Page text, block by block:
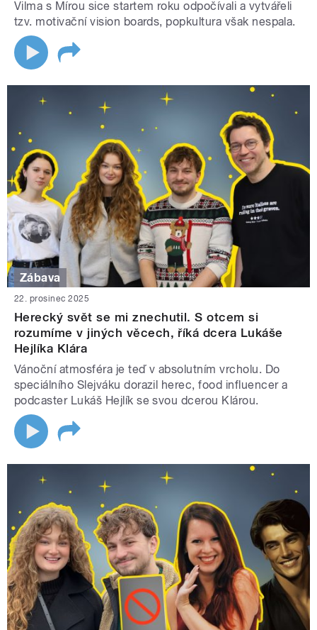
Vilma s Mírou sice startem roku odpočívali a vytvářeli
tzv. motivační vision boards, popkultura však nespala.
Zábava
22. prosinec 2025
Herecký svět se mi znechutil. S otcem si
rozumíme v jiných věcech, říká dcera Lukáše
Hejlíka Klára
Vánoční atmosféra je teď v absolutním vrcholu. Do
speciálního Slejváku dorazil herec, food influencer a
podcaster Lukáš Hejlík se svou dcerou Klárou.